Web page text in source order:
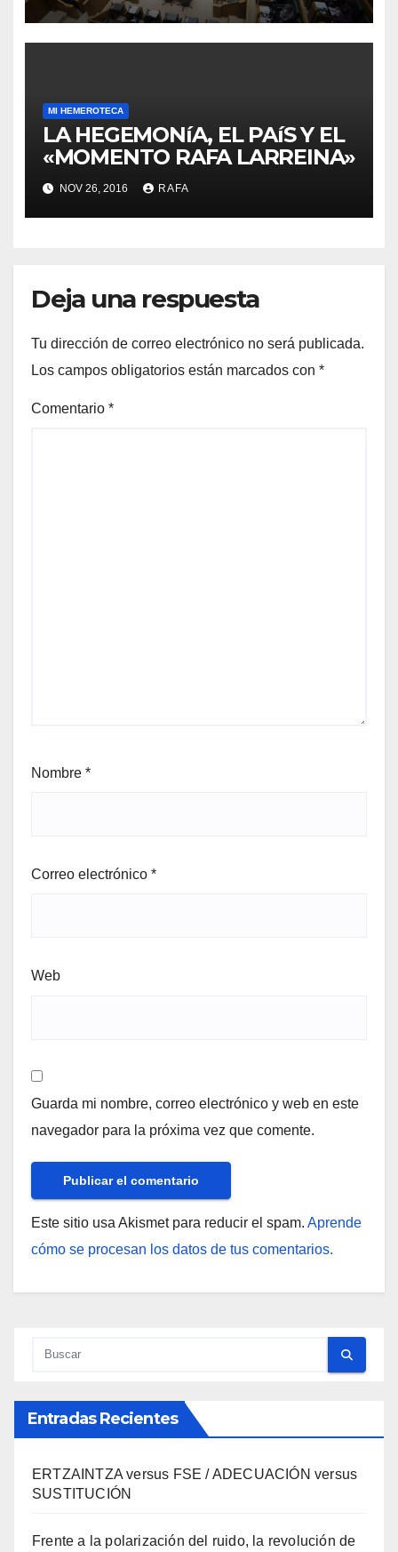
MI HEMEROTECA
LA HEGEMONíA, EL PAíS Y EL
«MOMENTO RAFA LARREINA»
NOV 26, 2016 RAFA
Deja una respuesta
Tu dirección de correo electrónico no será publicada.
Los campos obligatorios están marcados con *
Comentario *
Nombre *
Correo electrónico *
Web
Guarda mi nombre, correo electrónico y web en este
navegador para la próxima vez que comente.
Este sitio usa Akismet para reducir el spam. Aprende
cómo se procesan los datos de tus comentarios.
Entradas Recientes
ERTZAINTZA versus FSE / ADECUACIÓN versus
SUSTITUCIÓN
Frente a la polarización del ruido, la revolución de